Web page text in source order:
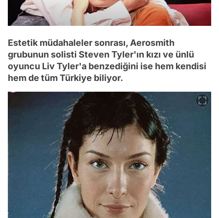
Estetik müdahaleler sonrası, Aerosmith
grubunun solisti Steven Tyler'ın kızı ve ünlü
oyuncu Liv Tyler'a benzediğini ise hem kendisi
hem de tüm Türkiye biliyor.